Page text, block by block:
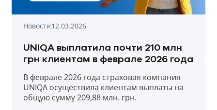
Новости12.03.2026
UNIQA выплатила почти 210 млн
грн клиентам в феврале 2026 года
В феврале 2026 года страховая компания
UNIQA осуществила клиентам выплаты на
общую сумму 209,88 млн. грн.